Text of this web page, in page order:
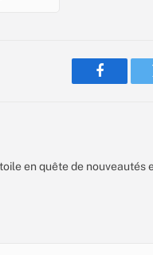
en quête de nouveautés